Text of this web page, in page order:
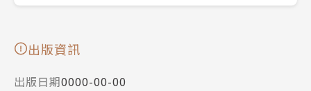
出版資訊
出版日期0000-00-00